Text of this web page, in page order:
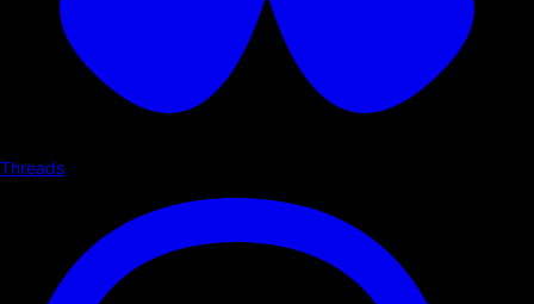
Threads